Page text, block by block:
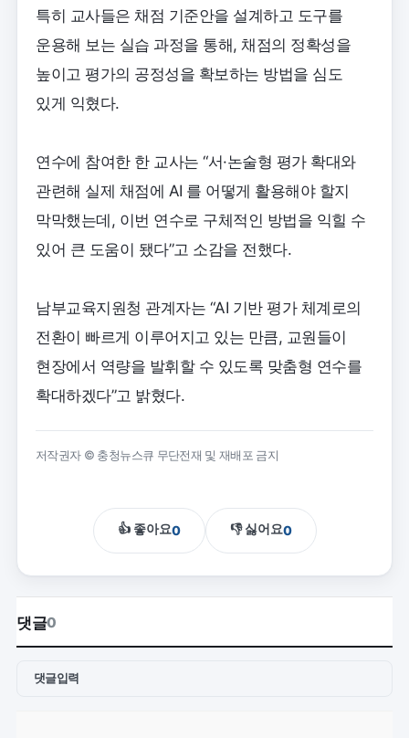
특히 교사들은 채점 기준안을 설계하고 도구를
운용해 보는 실습 과정을 통해, 채점의 정확성을
높이고 평가의 공정성을 확보하는 방법을 심도
있게 익혔다.
연수에 참여한 한 교사는 “서·논술형 평가 확대와
관련해 실제 채점에 AI 를 어떻게 활용해야 할지
막막했는데, 이번 연수로 구체적인 방법을 익힐 수
있어 큰 도움이 됐다”고 소감을 전했다.
남부교육지원청 관계자는 “AI 기반 평가 체계로의
전환이 빠르게 이루어지고 있는 만큼, 교원들이
현장에서 역량을 발휘할 수 있도록 맞춤형 연수를
확대하겠다”고 밝혔다.
저작권자 © 충청뉴스큐 무단전재 및 재배포 금지
👍 좋아요0 👎 싫어요0
댓글0
댓글입력